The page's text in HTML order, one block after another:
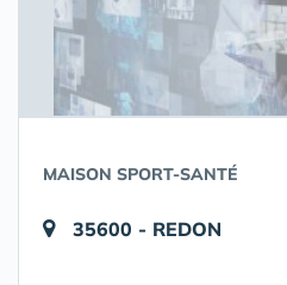
MAISON SPORT-SANTÉ
35600 - REDON